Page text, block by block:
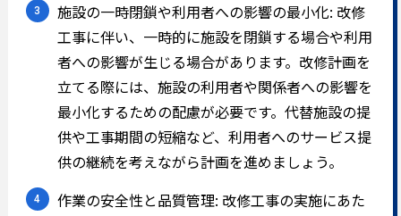
施設の一時閉鎖や利用者への影響の最小化: 改修
工事に伴い、一時的に施設を閉鎖する場合や利用
者への影響が生じる場合があります。改修計画を
立てる際には、施設の利用者や関係者への影響を
最小化するための配慮が必要です。代替施設の提
供や工事期間の短縮など、利用者へのサービス提
供の継続を考えながら計画を進めましょう。
作業の安全性と品質管理: 改修工事の実施にあた